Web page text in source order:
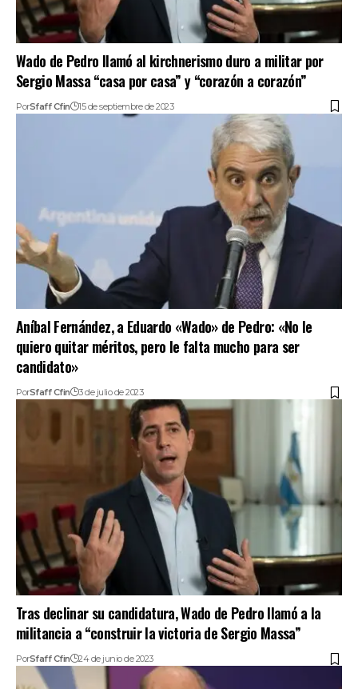
Wado de Pedro llamó al kirchnerismo duro a militar por
Sergio Massa “casa por casa” y “corazón a corazón”
PorSfaff Cfin 15 de septiembre de 2023
Aníbal Fernández, a Eduardo «Wado» de Pedro: «No le
quiero quitar méritos, pero le falta mucho para ser
candidato»
PorSfaff Cfin 3 de julio de 2023
Tras declinar su candidatura, Wado de Pedro llamó a la
militancia a “construir la victoria de Sergio Massa”
PorSfaff Cfin 24 de junio de 2023